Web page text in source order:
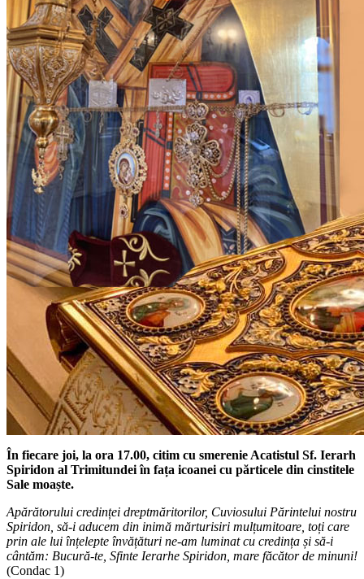
În fiecare joi, la ora 17.00, citim cu smerenie Acatistul Sf. Ierarh
Spiridon al Trimitundei în fața icoanei cu părticele din cinstitele
Sale moaște.
Apărătorului credinței dreptmăritorilor, Cuviosului Părintelui nostru
Spiridon, să-i aducem din inimă mărturisiri mulțumitoare, toți care
prin ale lui înțelepte învățături ne-am luminat cu credința și să-i
cântăm: Bucură-te, Sfinte Ierarhe Spiridon, mare făcător de minuni!
(Condac 1)